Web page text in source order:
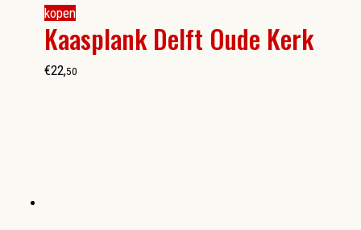
kopen
Kaasplank Delft Oude Kerk
€22,50